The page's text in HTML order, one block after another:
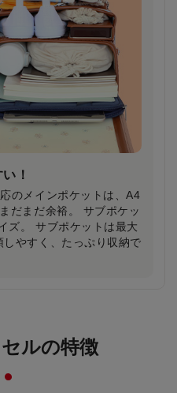
ライバーの注意を引
に、ランドセルのふちが
注意を引きます。
ラーが多いのに対し、安
を施すことにより、素材
！
のメインポケットは、A4
だまだ余裕。 サブポケッ
ズ。 サブポケットは最大
やすく、たっぷり収納で
ルの特徴